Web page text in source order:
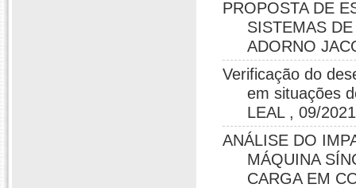
PROPOSTA DE
SISTEMAS
ADORNO
Verificação do
em situações
LEAL , 09/2021
ANÁLISE DO
MÁQUINA
CARGA EM